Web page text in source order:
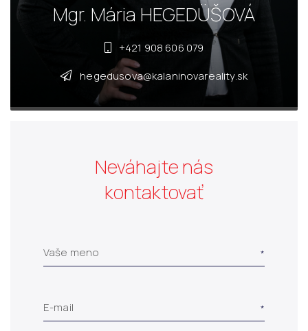
Mgr. Mária HEGEDÜŠOVÁ
+421 908 606 079
hegedusova@kalaninovareality.sk
Neváhajte nás
kontaktovať
Vaše meno
E-mail